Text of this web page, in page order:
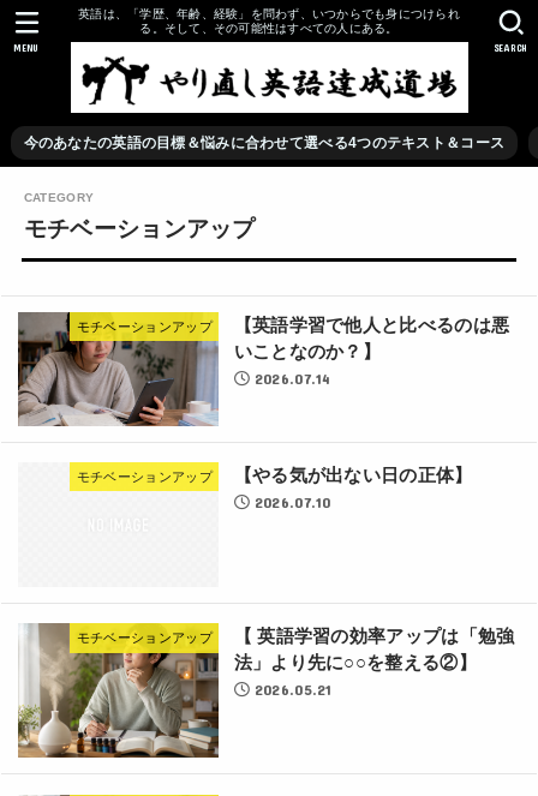
英語は、「学歴、年齢、経験」を問わず、いつからでも身につけられ
る。そして、その可能性はすべての人にある。
今のあなたの英語の目標＆悩みに合わせて選べる4つのテキスト＆コース
SEARCH
MENU
モチベーションアップ
モチベーションアップ
【英語学習で他人と比べるのは悪
いことなのか？】
2026.07.14
モチベーションアップ 【やる気が出ない日の正体】
2026.07.10
モチベーションアップ
【 英語学習の効率アップは「勉強
法」より先に○○を整える②】
2026.05.21